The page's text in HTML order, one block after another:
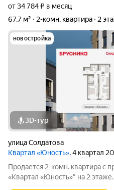
от 34 784 ₽ в месяц
67,7 м²
2-комн. квартира 2
новостройка
3D-тур
улица Солдатова
Квартал «Юность», 4 квартал
Продается 2-комн. квартира с
«Квартал «Юность»" на 2